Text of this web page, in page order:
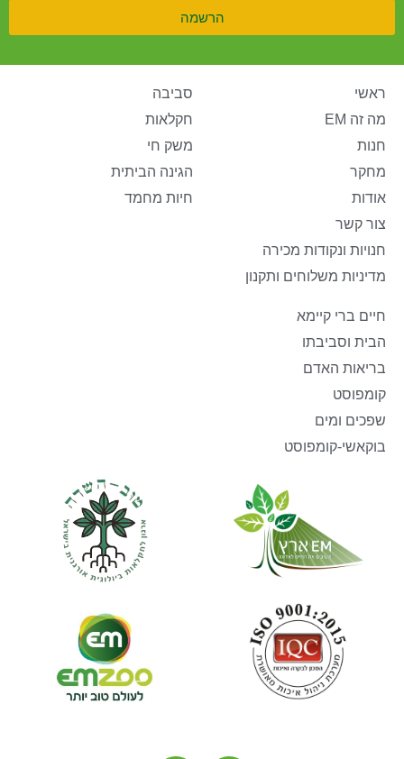
הרשמה
ראשי
מה זה EM
חנות
מחקר
אודות
צור קשר
חנויות ונקודות מכירה
מדיניות משלוחים ותקנון
סביבה
חקלאות
משק חי
הגינה הביתית
חיות מחמד
חיים ברי קיימא
הבית וסביבתו
בריאות האדם
קומפוסט
שפכים ומים
בוקאשי-קומפוסט